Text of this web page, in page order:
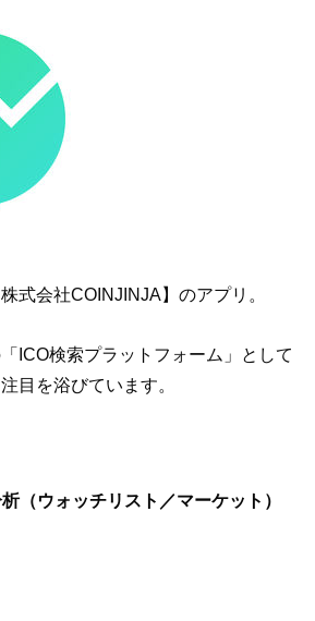
式会社COINJINJA】のアプリ。
ICO検索プラットフォーム」として
目を浴びています。
（ウォッチリスト／マーケット）